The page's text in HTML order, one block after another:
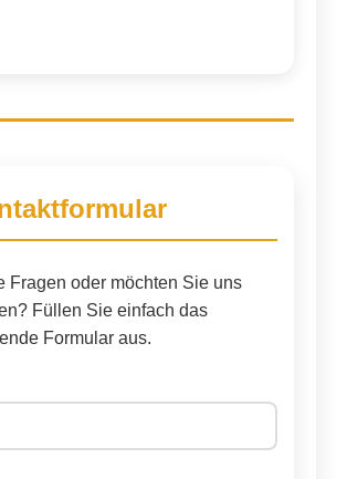
Fragen oder möchten Sie uns
Füllen Sie einfach das
Formular aus.